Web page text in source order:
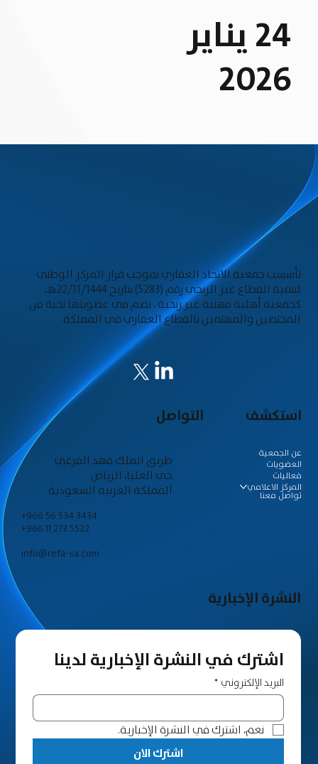
24 يناير
2026
النشرة الإخبارية
اشترك في النشرة الإخبارية لدينا
البريد الإلكتروني *
نعم، اشترك في النشرة الإخبارية.
اشترك الان
التواصل
طريق الملك فهد الفرعي
حي العليا، الرياض
المملكة العربية السعودية
+966 56 534 3434
+966 11 273 5522
info@refa-sa.com
استكشف
عن الجمعية
العضويات
فعاليات
المركز الاعلامي
تواصل معنا
تأسست جمعية الاتحاد العقاري بموجب قرار المركز الوطني
لتنمية القطاع غير الربحي رقم (5283) بتاريخ 22/11/1444هـ،
كجمعية أهلية مهنية غير ربحية ، تضم في عضويتها نخبة من
المختصين والمهتمين بالقطاع العقاري في المملكة.